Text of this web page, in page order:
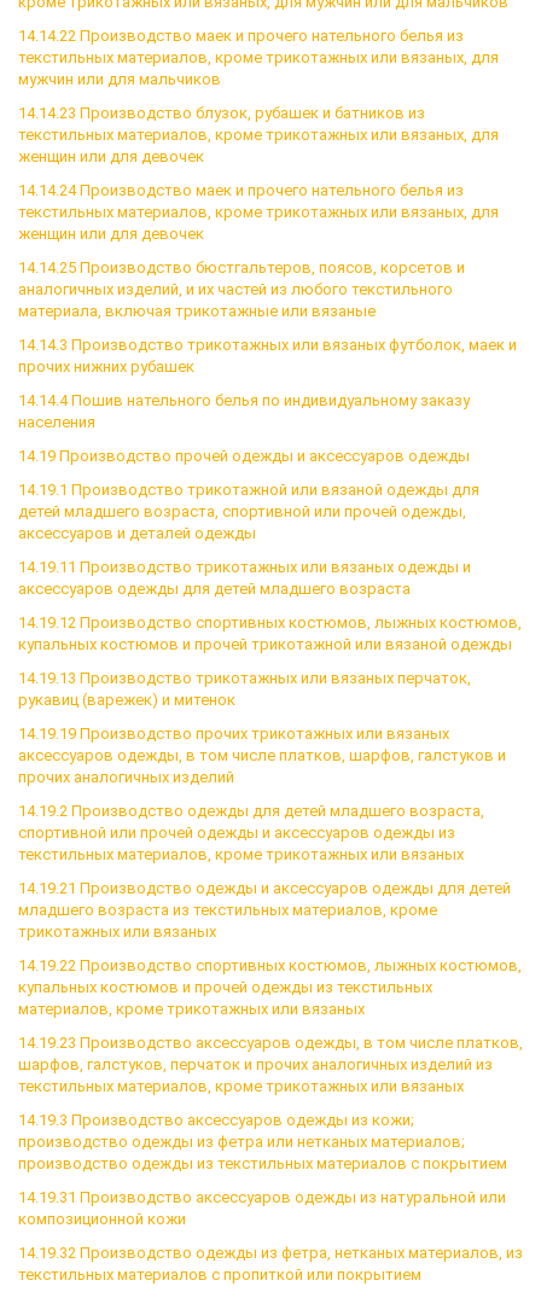
14.14.22 Производство маек и прочего нательного белья из
текстильных материалов, кроме трикотажных или вязаных, для
мужчин или для мальчиков
14.14.23 Производство блузок, рубашек и батников из
текстильных материалов, кроме трикотажных или вязаных, для
женщин или для девочек
14.14.24 Производство маек и прочего нательного белья из
текстильных материалов, кроме трикотажных или вязаных, для
женщин или для девочек
14.14.25 Производство бюстгальтеров, поясов, корсетов и
аналогичных изделий, и их частей из любого текстильного
материала, включая трикотажные или вязаные
14.14.3 Производство трикотажных или вязаных футболок, маек и
прочих нижних рубашек
14.14.4 Пошив нательного белья по индивидуальному заказу
населения
14.19 Производство прочей одежды и аксессуаров одежды
14.19.1 Производство трикотажной или вязаной одежды для
детей младшего возраста, спортивной или прочей одежды,
аксессуаров и деталей одежды
14.19.11 Производство трикотажных или вязаных одежды и
аксессуаров одежды для детей младшего возраста
14.19.12 Производство спортивных костюмов, лыжных костюмов,
купальных костюмов и прочей трикотажной или вязаной одежды
14.19.13 Производство трикотажных или вязаных перчаток,
рукавиц (варежек) и митенок
14.19.19 Производство прочих трикотажных или вязаных
аксессуаров одежды, в том числе платков, шарфов, галстуков и
прочих аналогичных изделий
14.19.2 Производство одежды для детей младшего возраста,
спортивной или прочей одежды и аксессуаров одежды из
текстильных материалов, кроме трикотажных или вязаных
14.19.21 Производство одежды и аксессуаров одежды для детей
младшего возраста из текстильных материалов, кроме
трикотажных или вязаных
14.19.22 Производство спортивных костюмов, лыжных костюмов,
купальных костюмов и прочей одежды из текстильных
материалов, кроме трикотажных или вязаных
14.19.23 Производство аксессуаров одежды, в том числе платков,
шарфов, галстуков, перчаток и прочих аналогичных изделий из
текстильных материалов, кроме трикотажных или вязаных
14.19.3 Производство аксессуаров одежды из кожи;
производство одежды из фетра или нетканых материалов;
производство одежды из текстильных материалов с покрытием
14.19.31 Производство аксессуаров одежды из натуральной или
композиционной кожи
14.19.32 Производство одежды из фетра, нетканых материалов, из
текстильных материалов с пропиткой или покрытием